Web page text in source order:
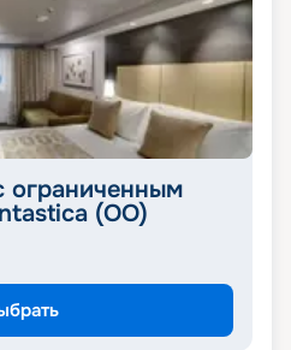
ограниченным
(OO)